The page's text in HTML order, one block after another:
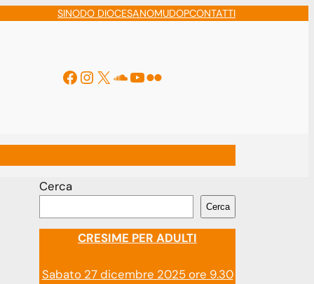
SINODO DIOCESANOMUDOPCONTATTI
Facebook
Instagram
X Soundcloud
YouTube
Flickr
Cerca
Cerca
CRESIME PER ADULTI
Sabato 27 dicembre 2025 ore 9.30